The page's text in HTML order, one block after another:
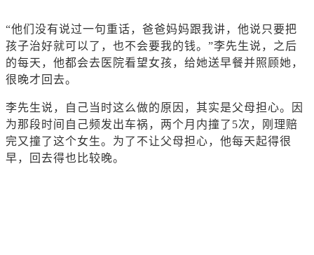
“他们没有说过一句重话，爸爸妈妈跟我讲，他说只要把
孩子治好就可以了，也不会要我的钱。”李先生说，之后
的每天，他都会去医院看望女孩，给她送早餐并照顾她，
很晚才回去。
李先生说，自己当时这么做的原因，其实是父母担心。因
为那段时间自己频发出车祸，两个月内撞了5次，刚理赔
完又撞了这个女生。为了不让父母担心，他每天起得很
早，回去得也比较晚。